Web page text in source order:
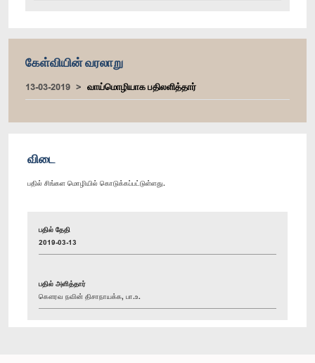
கேள்வியின் வரலாறு
13-03-2019 வாய்மொழியாக பதிலளித்தார்
விடை
பதில் சிங்கள மொழியில் கொடுக்கப்பட்டுள்ளது.
பதில் தேதி
2019-03-13
பதில் அளித்தார்
கௌரவ நவின் திசாநாயக்க, பா.உ.